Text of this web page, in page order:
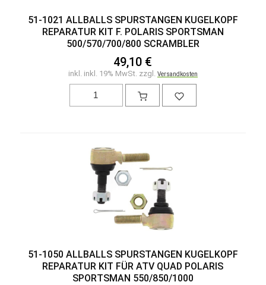
51-1021 ALLBALLS SPURSTANGEN KUGELKOPF
REPARATUR KIT F. POLARIS SPORTSMAN
500/570/700/800 SCRAMBLER
49,10 €
inkl. inkl. 19% MwSt. zzgl. Versandkosten
51-1050 ALLBALLS SPURSTANGEN KUGELKOPF
REPARATUR KIT FÜR ATV QUAD POLARIS
SPORTSMAN 550/850/1000